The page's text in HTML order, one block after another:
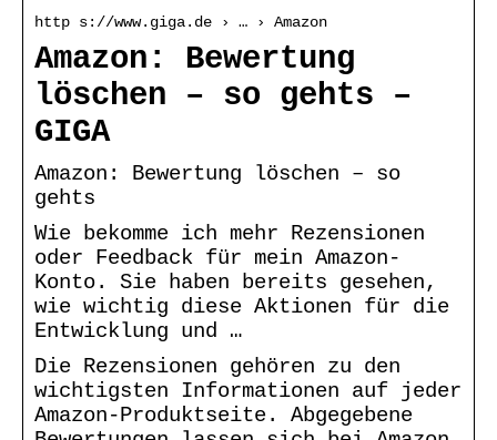
http s://www.giga.de › … › Amazon
Amazon: Bewertung
löschen – so gehts –
GIGA
Amazon: Bewertung löschen – so
gehts
Wie bekomme ich mehr Rezensionen
oder Feedback für mein Amazon-
Konto. Sie haben bereits gesehen,
wie wichtig diese Aktionen für die
Entwicklung und …
Die Rezensionen gehören zu den
wichtigsten Informationen auf jeder
Amazon-Produktseite. Abgegebene